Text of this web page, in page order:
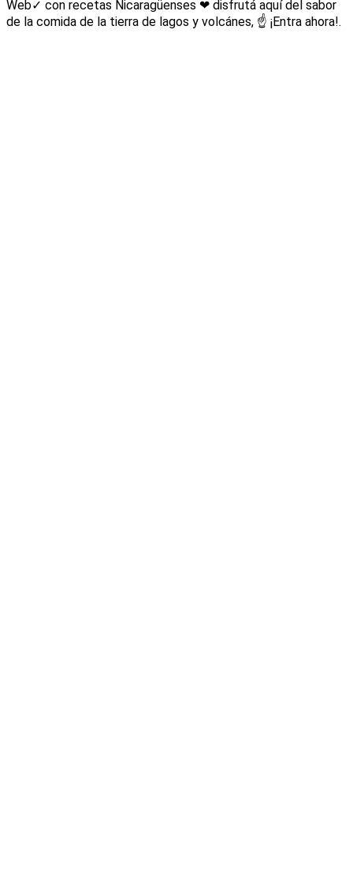
Web✓ con recetas Nicaragüenses ❤ disfrutá aquí del sabor
de la comida de la tierra de lagos y volcánes, ☝ ¡Entra ahora!.